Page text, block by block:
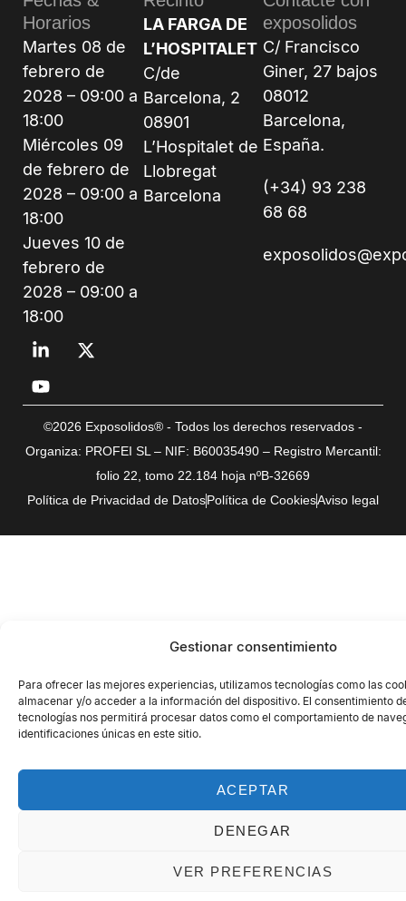
Gestionar consentimiento
Para ofrecer las mejores experiencias, utilizamos tecnologías como las
almacenar y/o acceder a la información del dispositivo. El consentimiento
tecnologías nos permitirá procesar datos como el comportamiento de
identificaciones únicas en este sitio.
ACEPTAR
DENEGAR
VER PREFERENCIAS
Horarios
Martes 08 de
febrero de
2028 – 09:00 a
18:00
Miércoles 09
de febrero de
2028 – 09:00 a
18:00
Jueves 10 de
febrero de
2028 – 09:00 a
18:00
LA FARGA DE
L’HOSPITALET
C/de
Barcelona, 2
08901
L’Hospitalet de
Llobregat
Barcelona
exposolidos
C/ Francisco
Giner, 27 bajos
08012
Barcelona,
España.
(+34) 93 238
68 68
©2026 Exposolidos® - Todos los derechos reservados -
Organiza: PROFEI SL – NIF: B60035490 – Registro Mercantil:
folio 22, tomo 22.184 hoja nºB-32669
Política de Privacidad de DatosPolítica de CookiesAviso legal